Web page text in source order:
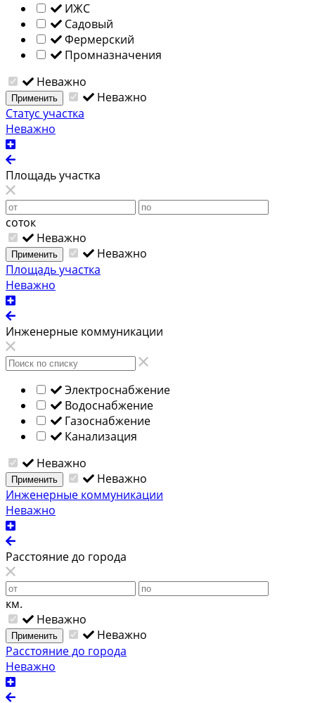
ИЖС
Садовый
Фермерский
Промназначения
Неважно
Применить
Неважно
Статус участка
Неважно
Площадь участка
соток
Неважно
Применить
Неважно
Площадь участка
Неважно
Инженерные коммуникации
Электроснабжение
Водоснабжение
Газоснабжение
Канализация
Неважно
Применить
Неважно
Инженерные коммуникации
Неважно
Расстояние до города
км.
Неважно
Применить
Неважно
Расстояние до города
Неважно